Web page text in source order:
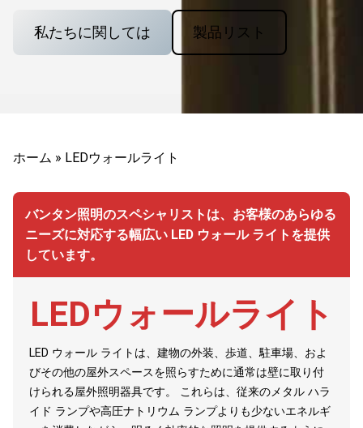
私たちに関しては 製品リスト
ホーム » LEDウォールライト
バンタン照明のスペシャリストは、お客様のあらゆる
ニーズに対応する幅広い LED ウォール ライトを提供
しています。
LEDウォールライト
LED ウォール ライトは、建物の外装、歩道、駐車場、およ
びその他の屋外スペースを照らすために通常は壁に取り付
けられる屋外照明器具です。 これらは、従来のメタル ハラ
イド ランプや高圧ナトリウム ランプよりも少ないエネルギ